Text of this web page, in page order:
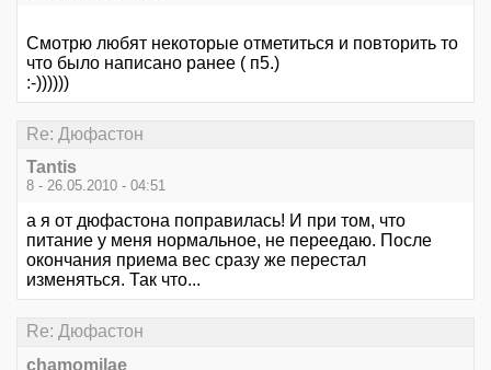
Смотрю любят некоторые отметиться и повторить то
что было написано ранее ( п5.)
:-))))))
Re: Дюфастон
Tantis
8 - 26.05.2010 - 04:51
а я от дюфастона поправилась! И при том, что
питание у меня нормальное, не переедаю. После
окончания приема вес сразу же перестал
изменяться. Так что...
Re: Дюфастон
chamomilae